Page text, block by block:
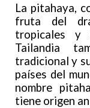
La pitahaya,
fruta del
tropicales y
Tailandia
tradicional y
países del
nombre
tiene origen